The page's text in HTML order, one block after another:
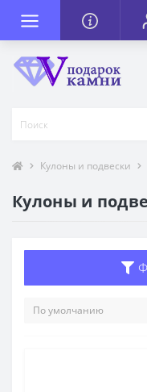
Кулоны и подвески
Кулоны и